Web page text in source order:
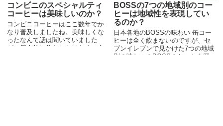
コンビニのスペシャルティ
コーヒーは美味しいのか？
コンビニコーヒーはここ数年でか
なり普及しましたね。美味しくな
ったなんて話は聞いていました
が、個人的に飲むことはなく、今
BOSSの7つの地域別のコー
ヒーは地域性を表現してい
るのか？
日本各地のBOSSの味わい 缶コー
ヒーは全く飲まないのですが、セ
ブンイレブンで見かけた7つの地域
別の味わいのBOSSのセットを買